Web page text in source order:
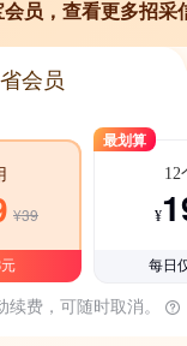
员，查看更多招采
会员
¥39
最划算
12
¥
每日
续费，可随时取消。